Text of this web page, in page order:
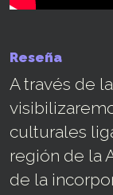
Reseña
A través de
culturales
región de la
de la